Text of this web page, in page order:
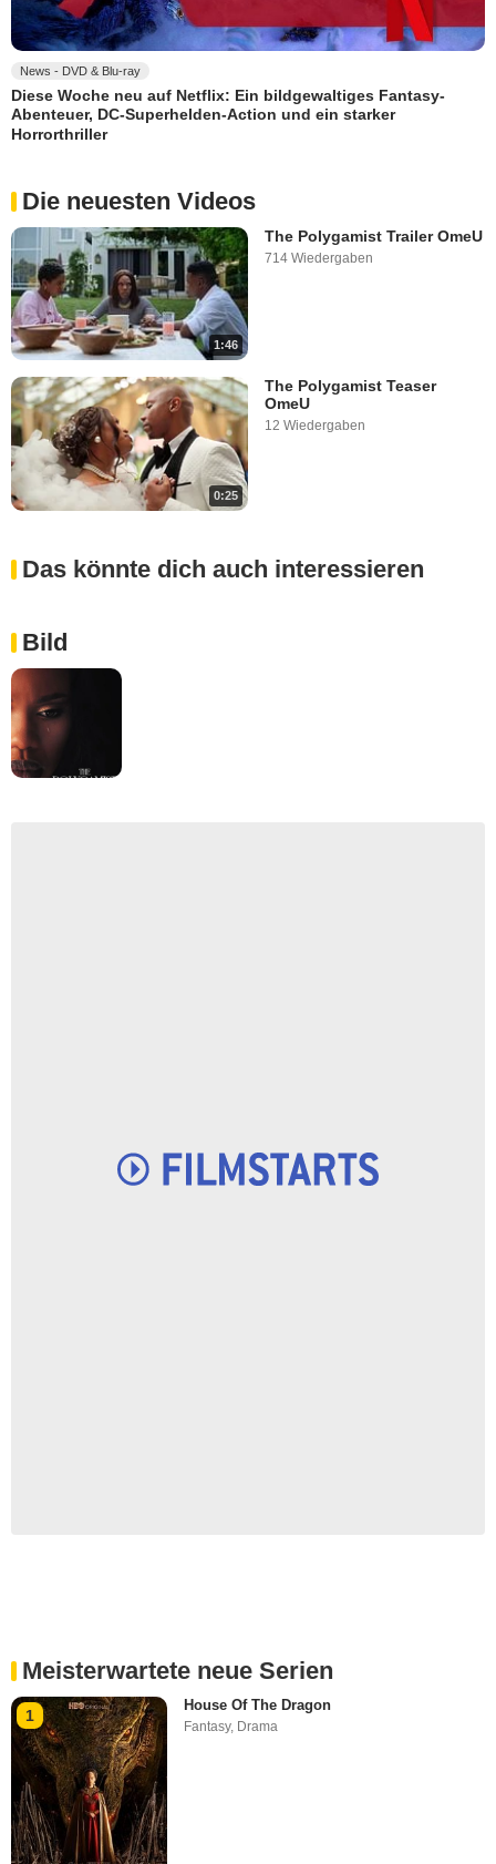
News - DVD & Blu-ray
Diese Woche neu auf Netflix: Ein bildgewaltiges Fantasy-
Abenteuer, DC-Superhelden-Action und ein starker
Horrorthriller
Die neuesten Videos
1:46
The Polygamist Trailer OmeU
714 Wiedergaben
0:25
The Polygamist Teaser
OmeU
12 Wiedergaben
Das könnte dich auch interessieren
Bild
Meisterwartete neue Serien
1
House Of The Dragon
Fantasy, Drama